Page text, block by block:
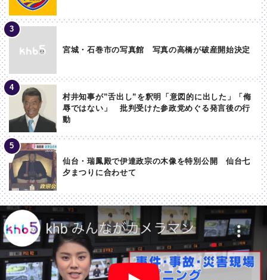
宮城・石巻市の写真館 写真の高橋が破産開始決定
村井知事が”舌出し”を釈明「意図的に出した」「侮
辱ではない」 批判受けた参政党めぐる発言後の行
動
仙台・瑞鳳殿で伊達政宗の木像を特別公開 仙台七
夕まつりに合わせて